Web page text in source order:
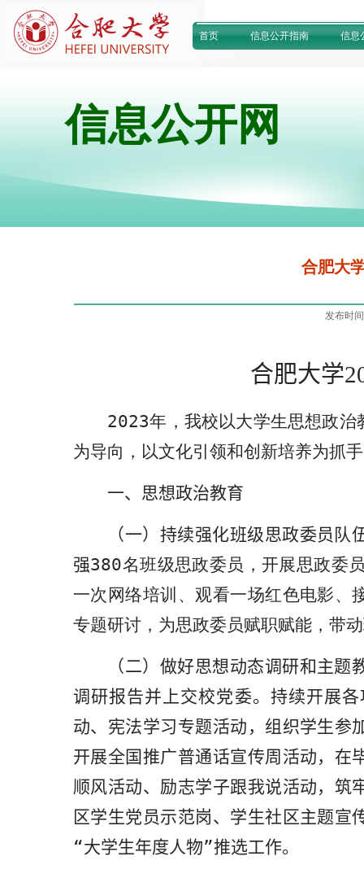
首页 信息公开指南 信息
信息公开网
合肥大
发布时
合肥大学
2023年，我校以大学生思想政
为导向，以文化引领和创新培养为抓
一、思想政治教育
（一） 持续强化班级思政委员 队
强380名班级思政委员，开展思政委
一次网络培训、观看一场红色电影、
专题研讨，为思政委员赋职赋能，带
（二）做好思想动态调研和主题
调研报告并上交校党委。持续开展
动、宪法学习专题活动，组织学生参
开展全国推广普通话宣传周活动，在
顺风活动、励志学子跟我说活动，筑
区学生党员示范岗、学生社区主题宣
“大学生年度人物”推选工作。